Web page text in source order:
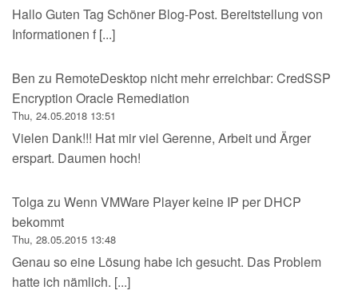
Hallo Guten Tag Schöner Blog-Post. Bereitstellung von
Informationen f [...]
Ben zu RemoteDesktop nicht mehr erreichbar: CredSSP
Encryption Oracle Remediation
Thu, 24.05.2018 13:51
Vielen Dank!!! Hat mir viel Gerenne, Arbeit und Ärger
erspart. Daumen hoch!
Tolgazu Wenn VMWare Player keine IP per DHCP
bekommt
Thu, 28.05.2015 13:48
Genau so eine Lösung habe ich gesucht. Das Problem
hatte ich nämlich. [...]